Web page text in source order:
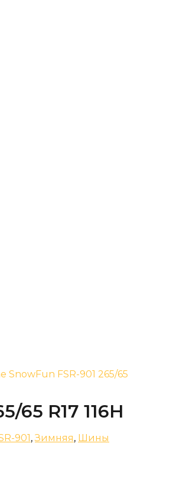
SnowFun FSR-901 265/65
65 R17 116H
901,Зимняя, Шины